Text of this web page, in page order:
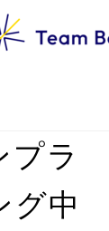
プラ
グ中